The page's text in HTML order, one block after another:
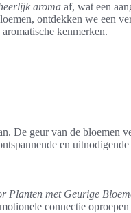
aroma af, wat een
ontdekken we een
kenmerken.
De geur van de bloemen
en
Planten met Geurige
connectie